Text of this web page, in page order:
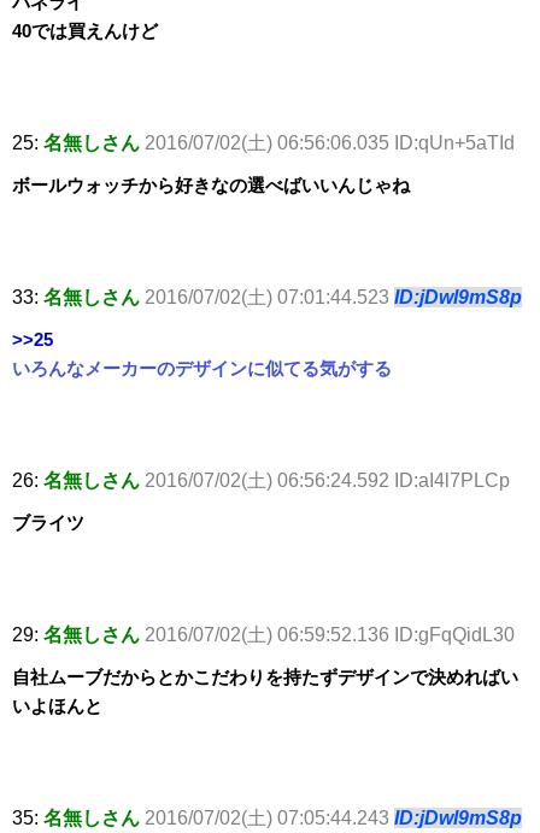
40では買えんけど
25: 名無しさん 2016/07/02(土) 06:56:06.035 ID:qUn+5aTId
ボールウォッチから好きなの選べばいいんじゃね
33: 名無しさん 2016/07/02(土) 07:01:44.523 ID:jDwl9mS8p
>>25
いろんなメーカーのデザインに似てる気がする
26: 名無しさん 2016/07/02(土) 06:56:24.592 ID:aI4l7PLCp
ブライツ
29: 名無しさん 2016/07/02(土) 06:59:52.136 ID:gFqQidL30
自社ムーブだからとかこだわりを持たずデザインで決めればい
いよほんと
35: 名無しさん 2016/07/02(土) 07:05:44.243 ID:jDwl9mS8p